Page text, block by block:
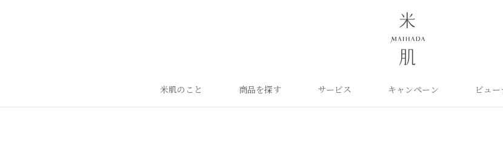
米肌のこと 商品を探す サービス キャンペーン ビュ